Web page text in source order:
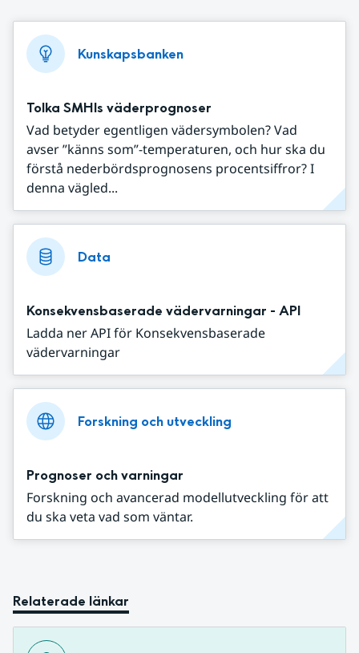
Kunskapsbanken
Tolka SMHIs väderprognoser
Vad betyder egentligen vädersymbolen? Vad
avser ”känns som”-temperaturen, och hur ska du
förstå nederbördsprognosens procentsiffror? I
denna vägled...
Data
Konsekvensbaserade vädervarningar - API
Ladda ner API för Konsekvensbaserade
vädervarningar
Forskning och utveckling
Prognoser och varningar
Forskning och avancerad modellutveckling för att
du ska veta vad som väntar.
Relaterade länkar